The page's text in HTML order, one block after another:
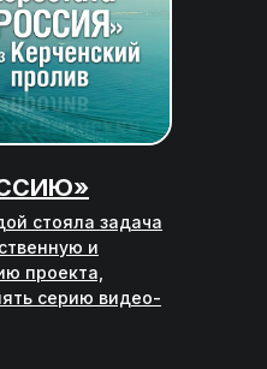
стояла задача
и
проекта,
серию видео-